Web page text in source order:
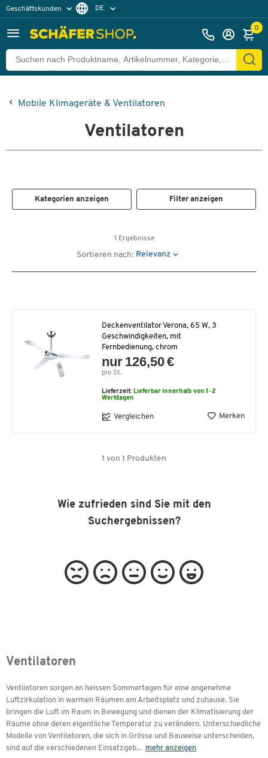
Geschäftskunden DE
0
Mobile Klimageräte & Ventilatoren
Ventilatoren
Kategorien anzeigen Filter anzeigen
1 Ergebnisse
Sortieren nach: Relevanz
Deckenventilator Verona, 65 W, 3
Geschwindigkeiten, mit
Fernbedienung, chrom
nur 126,50 €
pro St.
Lieferzeit: Lieferbar innerhalb von 1-2
Werktagen
Vergleichen Merken
1 von 1 Produkten
Wie zufrieden sind Sie mit den
Suchergebnissen?
Ventilatoren
Ventilatoren sorgen an heissen Sommertagen für eine angenehme
Luftzirkulation in warmen Räumen am Arbeitsplatz und zuhause. Sie
bringen die Luft im Raum in Bewegung und dienen der Klimatisierung der
Räume ohne deren eigentliche Temperatur zu verändern. Unterschiedliche
Modelle von Ventilatoren, die sich in Grösse und Bauweise unterscheiden,
sind auf die verschiedenen Einsatzgeb... mehr anzeigen